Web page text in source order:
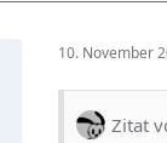
10. November
Zitat